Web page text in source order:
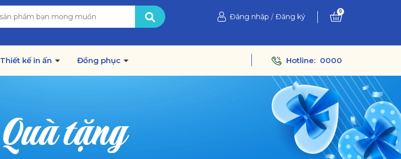
Đăng nhập / Đăng ký
0
Thiết kế in ấn Đồng phục Hotline: 0000